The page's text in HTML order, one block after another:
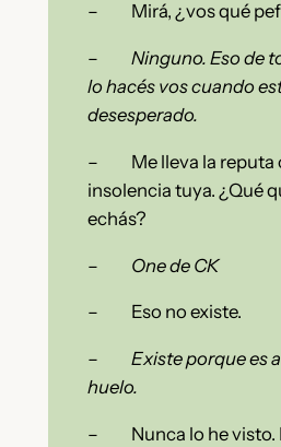
– Mirá, ¿vos qué
– Ninguno. Eso de
lo hacés vos cuando
desesperado.
– Me lleva la reputa
insolencia tuya. ¿Qué
echás?
– One de CK
– Eso no existe.
– Existe porque es a
huelo.
– Nunca lo he visto.